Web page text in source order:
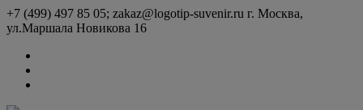
+7 (499) 497 85 05; zakaz@logotip-suvenir.ru г. Москва,
ул.Маршала Новикова 16